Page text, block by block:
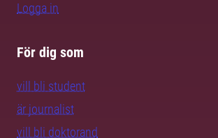
Logga in
För dig som
vill bli student
är journalist
vill bli doktorand